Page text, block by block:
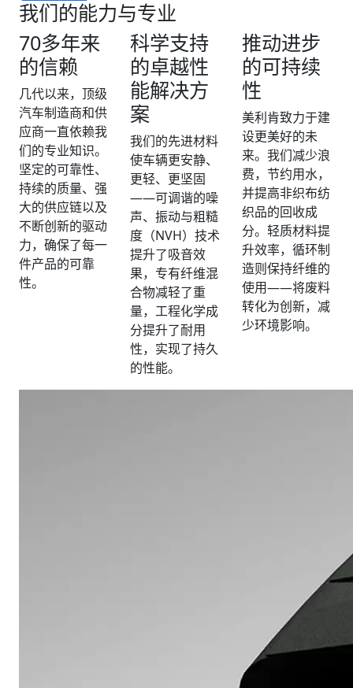
我们的能力与专业
70多年来
的信赖
几代以来，顶级
汽车制造商和供
应商一直依赖我
们的专业知识。
坚定的可靠性、
持续的质量、强
大的供应链以及
不断创新的驱动
力，确保了每一
件产品的可靠
性。
科学支持
的卓越性
能解决方
案
我们的先进材料
使车辆更安静、
更轻、更坚固
——可调谐的噪
声、振动与粗糙
度（NVH）技术
提升了吸音效
果，专有纤维混
合物减轻了重
量，工程化学成
分提升了耐用
性，实现了持久
的性能。
推动进步
的可持续
性
美利肯致力于建
设更美好的未
来。我们减少浪
费，节约用水，
并提高非织布纺
织品的回收成
分。轻质材料提
升效率，循环制
造则保持纤维的
使用——将废料
转化为创新，减
少环境影响。